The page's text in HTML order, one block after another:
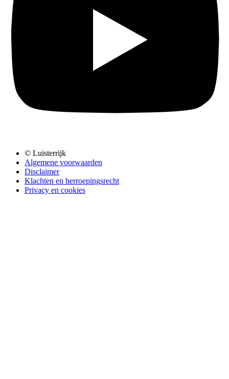
© Luisterrijk
Algemene voorwaarden
Disclaimer
Klachten en herroepingsrecht
Privacy en cookies